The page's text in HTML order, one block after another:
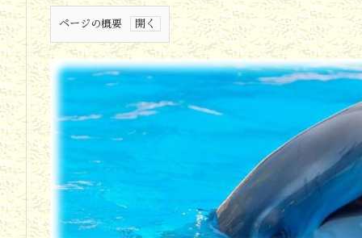
ページの概要
1.
ソ
ト
エ
ア